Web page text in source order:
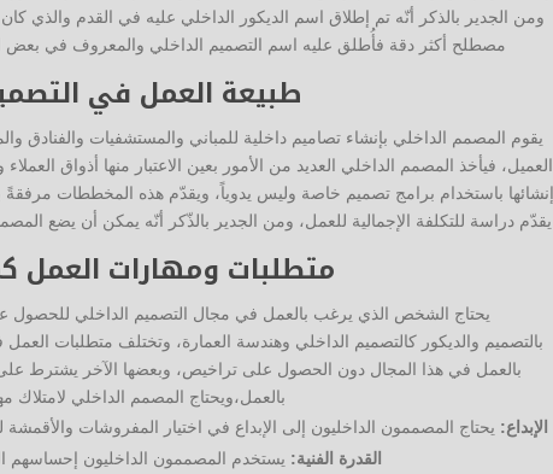
ومن الجدير بالذكر أنّه تم إطلاق اسم الديكور الداخلي عليه في القدم والذي
مصطلح أكثر دقة فأُطلق عليه اسم التصميم الداخلي والمعروف في بعض
طبيعة العمل في
يقوم المصمم الداخلي بإنشاء تصاميم داخلية للمباني والمستشفيات والفنادق
العميل، فيأخذ المصمم الداخلي العديد من الأمور بعين الاعتبار منها أذواق
إنشائها باستخدام برامج تصميم خاصة وليس يدوياً، ويقدّم هذه المخططات مرفقةً
يقدّم دراسة للتكلفة الإجمالية للعمل، ومن الجدير بالذّكر أنّه يمكن أن يضع
متطلبات ومهارات العمل
يحتاج الشخص الذي يرغب بالعمل في مجال التصميم الداخلي
بالتصميم والديكور كالتصميم الداخلي وهندسة العمارة، وتختلف متطلبات
بالعمل في هذا المجال دون الحصول على تراخيص، وبعضها الآخر يشترط
بالعمل،ويحتاج المصمم الداخلي لامتلاك
الإبداع: يحتاج المصممون الداخليون إلى الإبداع في اختيار المفروشات
القدرة الفنية: يستخدم المصممون الداخليون إحساسهم